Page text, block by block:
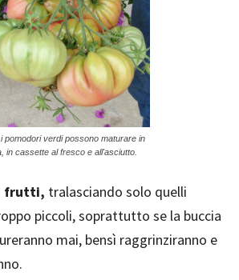
pomodori verdi possono maturare in
in cassette al fresco e all'asciutto.
frutti, tralasciando solo quelli
piccoli, soprattutto se la buccia
mai, bensì raggrinziranno e